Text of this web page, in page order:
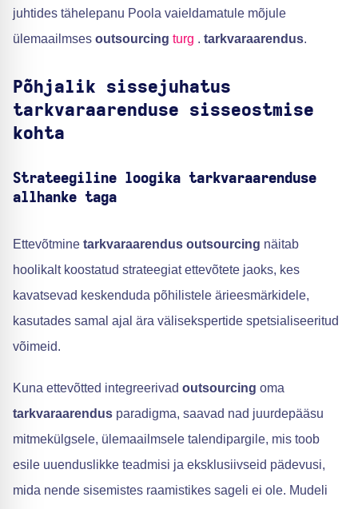
juhtides tähelepanu Poola vaieldamatule mõjule
ülemaailmses outsourcing turg . tarkvaraarendus.
Põhjalik sissejuhatus
tarkvaraarenduse sisseostmise
kohta
Strateegiline loogika tarkvaraarenduse
allhanke taga
Ettevõtmine tarkvaraarendus outsourcing näitab
hoolikalt koostatud strateegiat ettevõtete jaoks, kes
kavatsevad keskenduda põhilistele ärieesmärkidele,
kasutades samal ajal ära välisekspertide spetsialiseeritud
võimeid.
Kuna ettevõtted integreerivad outsourcing oma
tarkvaraarendus paradigma, saavad nad juurdepääsu
mitmekülgsele, ülemaailmsele talendipargile, mis toob
esile uuenduslikke teadmisi ja eksklusiivseid pädevusi,
mida nende sisemistes raamistikes sageli ei ole. Mudeli